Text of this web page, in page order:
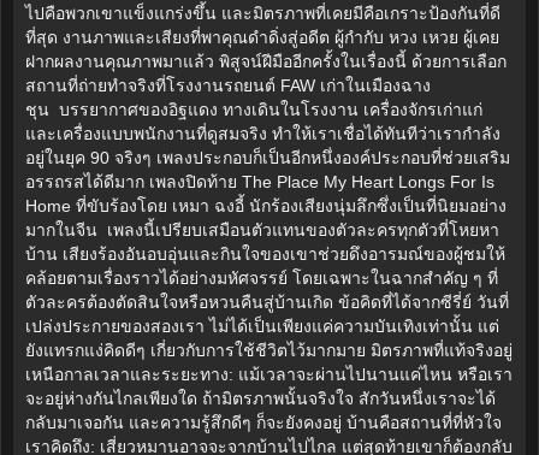
ไปคือพวกเขาแข็งแกร่งขึ้น และมิตรภาพที่เคยมีคือเกราะป้องกันที่ดี
ที่สุด งานภาพและเสียงที่พาคุณดำดิ่งสู่อดีต ผู้กำกับ หวง เหวย ผู้เคย
ฝากผลงานคุณภาพมาแล้ว พิสูจน์ฝีมืออีกครั้งในเรื่องนี้ ด้วยการเลือก
สถานที่ถ่ายทำจริงที่โรงงานรถยนต์ FAW เก่าในเมืองฉาง
ชุน บรรยากาศของอิฐแดง ทางเดินในโรงงาน เครื่องจักรเก่าแก่
และเครื่องแบบพนักงานที่ดูสมจริง ทำให้เราเชื่อได้ทันทีว่าเรากำลัง
อยู่ในยุค 90 จริงๆ เพลงประกอบก็เป็นอีกหนึ่งองค์ประกอบที่ช่วยเสริม
อรรถรสได้ดีมาก เพลงปิดท้าย The Place My Heart Longs For Is
Home ที่ขับร้องโดย เหมา ฉงอี้ นักร้องเสียงนุ่มลึกซึ่งเป็นที่นิยมอย่าง
มากในจีน เพลงนี้เปรียบเสมือนตัวแทนของตัวละครทุกตัวที่โหยหา
บ้าน เสียงร้องอันอบอุ่นและกินใจของเขาช่วยดึงอารมณ์ของผู้ชมให้
คล้อยตามเรื่องราวได้อย่างมหัศจรรย์ โดยเฉพาะในฉากสำคัญ ๆ ที่
ตัวละครต้องตัดสินใจหรือหวนคืนสู่บ้านเกิด ข้อคิดที่ได้จากซีรี่ย์ วันที่
เปล่งประกายของสองเรา ไม่ได้เป็นเพียงแค่ความบันเทิงเท่านั้น แต่
ยังแทรกแง่คิดดีๆ เกี่ยวกับการใช้ชีวิตไว้มากมาย มิตรภาพที่แท้จริงอยู่
เหนือกาลเวลาและระยะทาง: แม้เวลาจะผ่านไปนานแค่ไหน หรือเรา
จะอยู่ห่างกันไกลเพียงใด ถ้ามิตรภาพนั้นจริงใจ สักวันหนึ่งเราจะได้
กลับมาเจอกัน และความรู้สึกดีๆ ก็จะยังคงอยู่ บ้านคือสถานที่ที่หัวใจ
เราคิดถึง: เสี่ยวหมานอาจจะจากบ้านไปไกล แต่สุดท้ายเขาก็ต้องกลับ